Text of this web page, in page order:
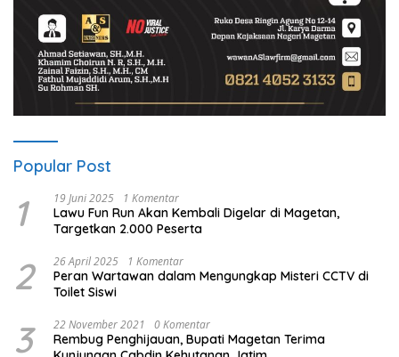
Popular Post
1 19 Juni 2025 1 Komentar
Lawu Fun Run Akan Kembali Digelar di Magetan,
Targetkan 2.000 Peserta
2 26 April 2025 1 Komentar
Peran Wartawan dalam Mengungkap Misteri CCTV di
Toilet Siswi
3 22 November 2021 0 Komentar
Rembug Penghijauan, Bupati Magetan Terima